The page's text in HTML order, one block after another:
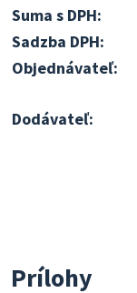
Suma s DPH:
Sadzba DPH:
Objednávateľ:
Dodávateľ:
Prílohy